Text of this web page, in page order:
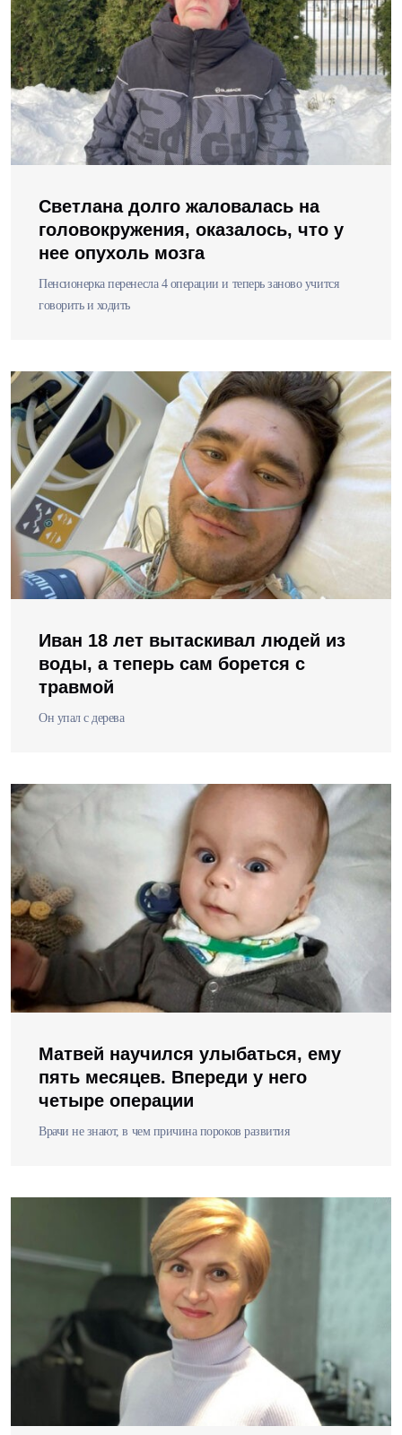
Светлана долго жаловалась на
головокружения, оказалось, что у
нее опухоль мозга
Пенсионерка перенесла 4 операции и теперь заново учится
говорить и ходить
Иван 18 лет вытаскивал людей из
воды, а теперь сам борется с
травмой
Он упал с дерева
Матвей научился улыбаться, ему
пять месяцев. Впереди у него
четыре операции
Врачи не знают, в чем причина пороков развития